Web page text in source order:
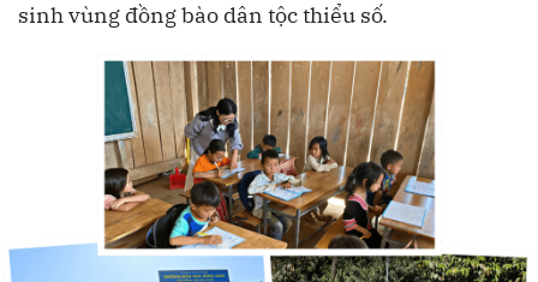
sinh vùng đồng bào dân tộc thiểu số.